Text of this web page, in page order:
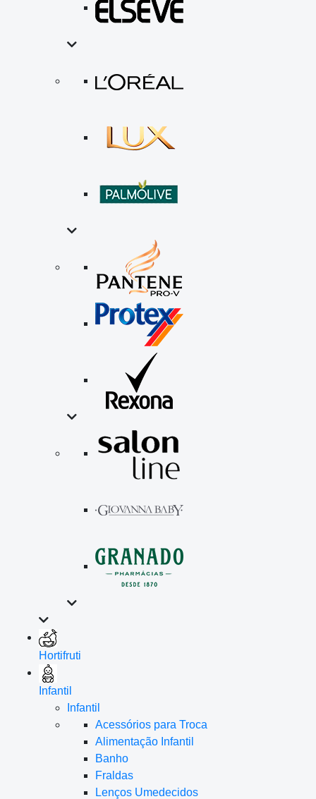
Hortifruti
Infantil
Infantil
Acessórios para Troca
Alimentação Infantil
Banho
Fraldas
Lenços Umedecidos